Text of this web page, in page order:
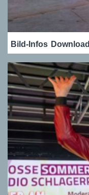
Bild-Infos Download